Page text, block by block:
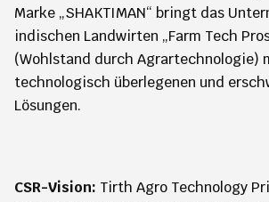
Marke „SHAKTIMAN“ bringt das
indischen Landwirten „Farm Tech
(Wohlstand durch Agrartechnologie)
technologisch überlegenen und
Lösungen.
CSR-Vision: Tirth Agro Technology